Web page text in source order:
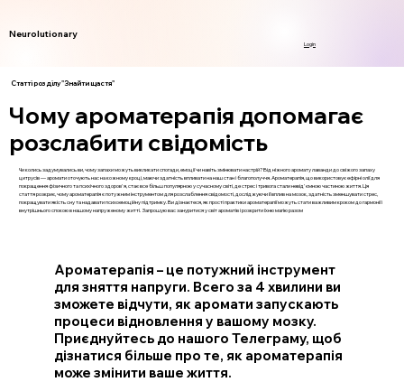
Neurolutionary
Login
Статті розділу "Знайти щастя"
Чому ароматерапія допомагає
розслабити свідомість
Чи колись задумувались ви, чому запахи можуть викликати спогади, емоції чи навіть змінювати настрій? Від ніжного аромату лаванди до свіжого запаху
цитрусів — аромати оточують нас на кожному кроці, маючи здатність впливати на наш стан і благополуччя. Ароматерапія, що використовує ефірні олії для
покращення фізичного та психічного здоров'я, стає все більш популярною у сучасному світі, де стрес і тривога стали невід'ємною частиною життя. Ця
стаття розкриє, чому ароматерапія є потужним інструментом для розслаблення свідомості, досліджуючи її вплив на мозок, здатність зменшувати стрес,
покращувати якість сну та надавати психоемоційну підтримку. Ви дізнаєтеся, як прості практики ароматерапії можуть стати важливим кроком до гармонії і
внутрішнього спокою в нашому напруженому житті. Запрошую вас зануритися у світ ароматів і розкрити їхню магію разом
Ароматерапія – це потужний інструмент
для зняття напруги. Всего за 4 хвилини ви
зможете відчути, як аромати запускають
процеси відновлення у вашому мозку.
Приєднуйтесь до нашого Телеграму, щоб
дізнатися більше про те, як ароматерапія
може змінити ваше життя.